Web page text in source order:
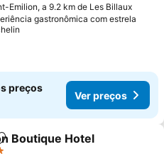
Emilion, a 9.2 km de Les Billaux
gastronômica com estrela
preços
Ver preços
aos favoritos
Boutique Hotel